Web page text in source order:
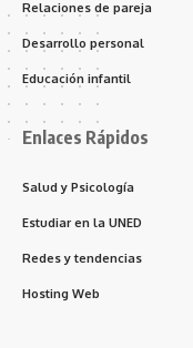
Relaciones de pareja
Desarrollo personal
Educación infantil
Enlaces Rápidos
Salud y Psicología
Estudiar en la UNED
Redes y tendencias
Hosting Web